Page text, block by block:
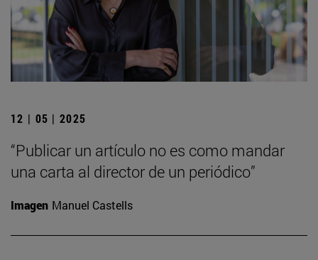
12 | 05 | 2025
“Publicar un artículo no es como mandar
una carta al director de un periódico”
Imagen Manuel Castells